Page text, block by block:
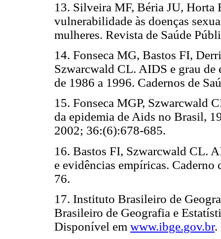
13. Silveira MF, Béria JU, Horta
vulnerabilidade às doenças
mulheres. Revista de Saúde
14. Fonseca MG, Bastos FI,
Szwarcwald CL. AIDS e grau
de 1986 a 1996. Cadernos de
15. Fonseca MGP, Szwarcwald
da epidemia de Aids no Brasil,
2002; 36:(6):678-685.
16. Bastos FI, Szwarcwald CL.
e evidências empíricas.
76.
17. Instituto Brasileiro de
Brasileiro de Geografia e
Disponível em www.ibge.gov.br.